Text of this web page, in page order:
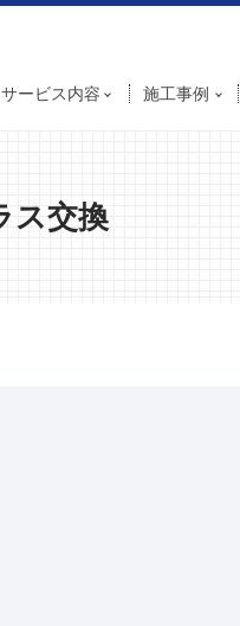
サービス内容 施工事例
交換